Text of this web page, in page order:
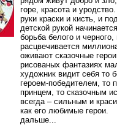
горе, красота и
руки краски и кисть, и
детской рукой
борьба белого и черного,
расцвечивается
оживают сказочные
рисованых фантазиях
художник видит себя то
героем-победителем, то
принцем, то сказочным
всегда – сильным и
как его любимые герои.
дальше...